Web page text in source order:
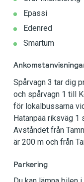
Epassi
Edenred
Smartum
Spårvagn 3 tar dig
och spårvagn 1 till
för lokalbussarna
Hatanpää riksväg 1
Avståndet från
är 200 m och från
Parkering